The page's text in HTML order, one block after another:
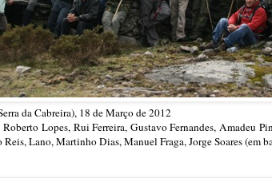
da Cabreira), 18 de Março de 2012
Lopes, Rui Ferreira, Gustavo Fernandes, Amadeu
Lano, Martinho Dias, Manuel Fraga, Jorge Soares (em